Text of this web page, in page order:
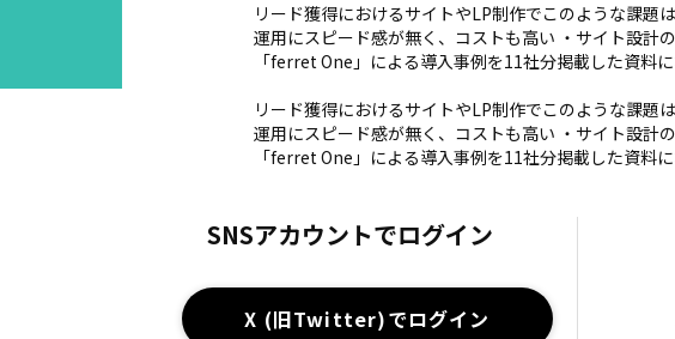
リード獲得におけるサイトやLP制作でこのような課
運用にスピード感が無く、コストも高い ・サイト設
「ferret One」による導入事例を11社分掲載した資料
リード獲得におけるサイトやLP制作でこのような課
運用にスピード感が無く、コストも高い ・サイト設
「ferret One」による導入事例を11社分掲載した資料
SNSアカウントでログイン
X (旧Twitter)でログイン